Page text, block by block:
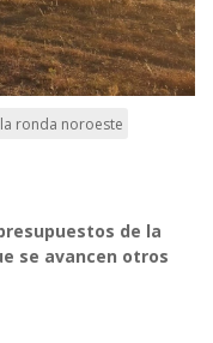
ronda noroeste
de la
se avancen otros